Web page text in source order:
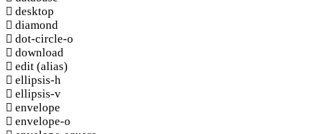
desktop
diamond
dot-circle-o
download
edit (alias)
ellipsis-h
ellipsis-v
envelope
envelope-o